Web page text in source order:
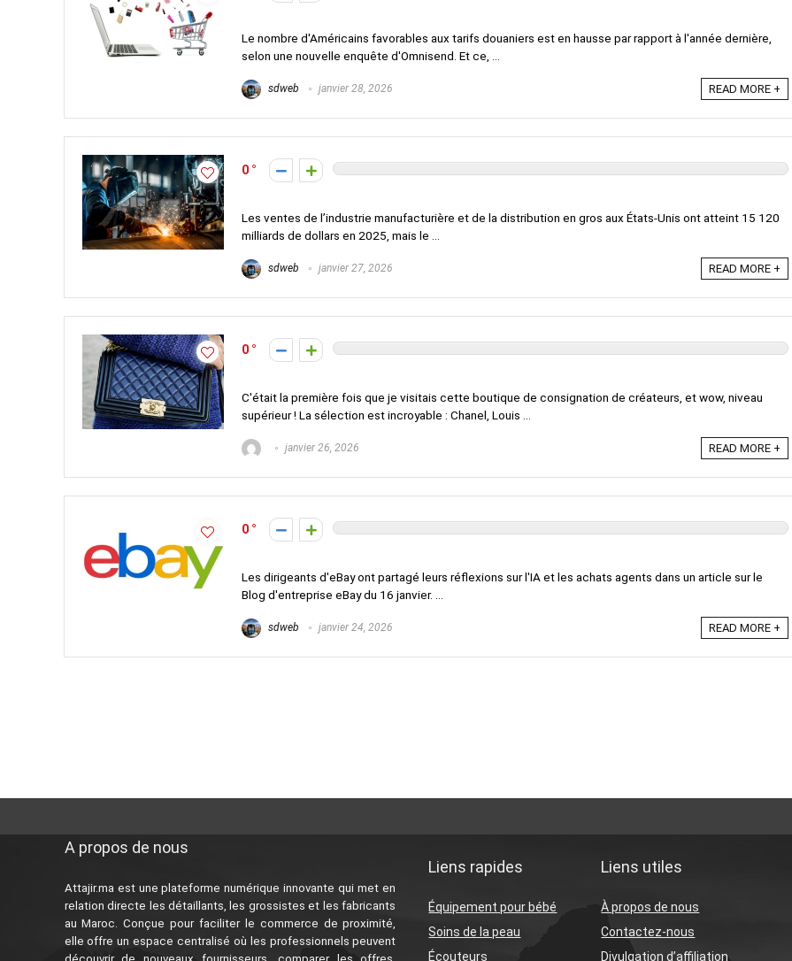
Le nombre d'Américains favorables aux tarifs douaniers est en hausse par rapport à l'année dernière,
selon une nouvelle enquête d'Omnisend. Et ce, ...
sdweb janvier 28, 2026 READ MORE +
0
Les ventes de l’industrie manufacturière et de la distribution en gros aux États-Unis ont atteint 15 120
milliards de dollars en 2025, mais le ...
sdweb janvier 27, 2026 READ MORE +
0
C'était la première fois que je visitais cette boutique de consignation de créateurs, et wow, niveau
supérieur ! La sélection est incroyable : Chanel, Louis ...
janvier 26, 2026 READ MORE +
0
Les dirigeants d'eBay ont partagé leurs réflexions sur l'IA et les achats agents dans un article sur le
Blog d'entreprise eBay du 16 janvier. ...
sdweb janvier 24, 2026 READ MORE +
A propos de nous
Attajir.ma est une plateforme numérique innovante qui met en
relation directe les détaillants, les grossistes et les fabricants
au Maroc. Conçue pour faciliter le commerce de proximité,
elle offre un espace centralisé où les professionnels peuvent
Liens rapides
Équipement pour bébé
Soins de la peau
Écouteurs
Liens utiles
À propos de nous
Contactez-nous
Divulgation d’affiliation